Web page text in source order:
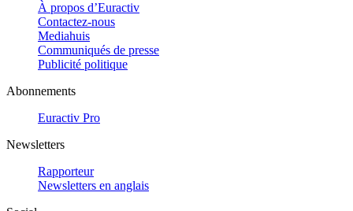
À propos d’Euractiv
Contactez-nous
Mediahuis
Communiqués de presse
Publicité politique
Abonnements
Euractiv Pro
Newsletters
Rapporteur
Newsletters en anglais